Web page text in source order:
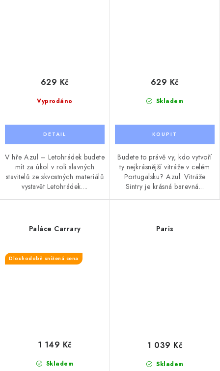
Vyprodáno
629 Kč
V hře Azul – Letohrádek budete
mít za úkol v roli slavných
stavitelů ze skvostných materiálů
vystavět Letohrádek....
Skladem
629 Kč
Budete to právě vy, kdo vytvoří
ty nejkrásnější vitráže v celém
Portugalsku? Azul: Vitráže
Sintry je krásná barevná...
Paláce Carrary
Dlouhodobě snížená cena
Skladem
1 149 Kč
Paris
Skladem
1 039 Kč